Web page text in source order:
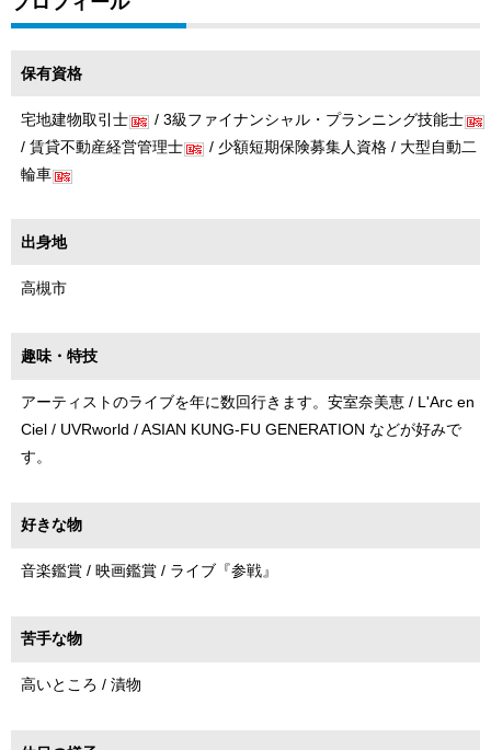
保有資格
宅地建物取引士
/ 3級ファイナンシャル・プランニング技能士
/ 賃貸不動産経営管理士
/ 少額短期保険募集人資格 / 大型自動二
輪車
出身地
高槻市
趣味・特技
アーティストのライブを年に数回行きます。安室奈美恵 / L'Arc en
Ciel / UVRworld / ASIAN KUNG-FU GENERATION などが好みで
す。
好きな物
音楽鑑賞 / 映画鑑賞 / ライブ『参戦』
苦手な物
高いところ / 漬物